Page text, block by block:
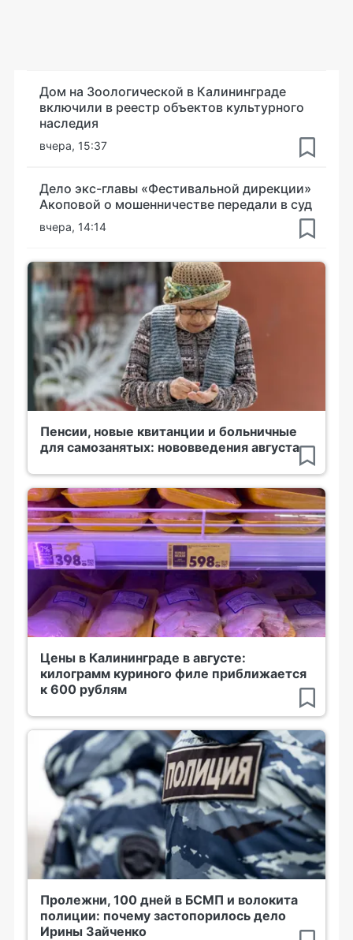
Дом на Зоологической в Калининграде
включили в реестр объектов культурного
наследия
вчера, 15:37
Дело экс-главы «Фестивальной дирекции»
Акоповой о мошенничестве передали в суд
вчера, 14:14
Пенсии, новые квитанции и больничные
для самозанятых: нововведения августа
Цены в Калининграде в августе:
килограмм куриного филе приближается
к 600 рублям
Пролежни, 100 дней в БСМП и волокита
полиции: почему застопорилось дело
Ирины Зайченко